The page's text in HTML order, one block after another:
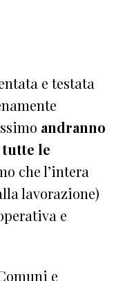
e testata
andranno
le
che l’intera
lavorazione)
e
e